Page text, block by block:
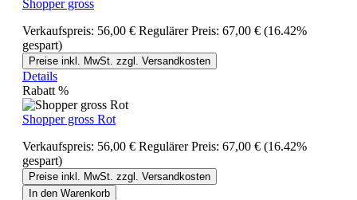
Shopper gross
Verkaufspreis: 56,00 € Regulärer Preis: 67,00 € (16.42%
gespart)
Preise inkl. MwSt. zzgl. Versandkosten
Details
Rabatt %
Shopper gross Rot
Verkaufspreis: 56,00 € Regulärer Preis: 67,00 € (16.42%
gespart)
Preise inkl. MwSt. zzgl. Versandkosten
In den Warenkorb